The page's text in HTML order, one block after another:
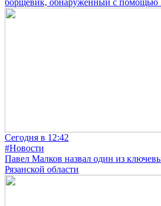
борщевик, обнаруженный с
Сегодня в 12:42
#Новости
Павел Малков назвал один из
Рязанской области